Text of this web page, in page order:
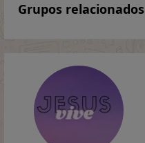
Grupos relacionados